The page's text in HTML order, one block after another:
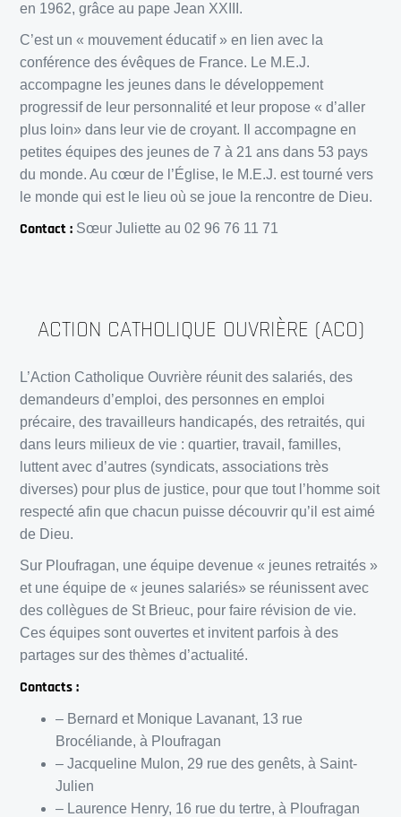
en 1962, grâce au pape Jean XXIII.
C’est un « mouvement éducatif » en lien avec la
conférence des évêques de France. Le M.E.J.
accompagne les jeunes dans le développement
progressif de leur personnalité et leur propose « d’aller
plus loin» dans leur vie de croyant. Il accompagne en
petites équipes des jeunes de 7 à 21 ans dans 53 pays
du monde. Au cœur de l’Église, le M.E.J. est tourné vers
le monde qui est le lieu où se joue la rencontre de Dieu.
Contact : Sœur Juliette au 02 96 76 11 71
ACTION CATHOLIQUE OUVRIÈRE (ACO)
L’Action Catholique Ouvrière réunit des salariés, des
demandeurs d’emploi, des personnes en emploi
précaire, des travailleurs handicapés, des retraités, qui
dans leurs milieux de vie : quartier, travail, familles,
luttent avec d’autres (syndicats, associations très
diverses) pour plus de justice, pour que tout l’homme soit
respecté afin que chacun puisse découvrir qu’il est aimé
de Dieu.
Sur Ploufragan, une équipe devenue « jeunes retraités »
et une équipe de « jeunes salariés» se réunissent avec
des collègues de St Brieuc, pour faire révision de vie.
Ces équipes sont ouvertes et invitent parfois à des
partages sur des thèmes d’actualité.
Contacts :
– Bernard et Monique Lavanant, 13 rue
Brocéliande, à Ploufragan
– Jacqueline Mulon, 29 rue des genêts, à Saint-
Julien
– Laurence Henry, 16 rue du tertre, à Ploufragan